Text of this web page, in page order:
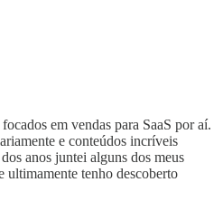
em vendas para SaaS por aí.
e conteúdos incríveis
anos juntei alguns dos meus
ultimamente tenho descoberto